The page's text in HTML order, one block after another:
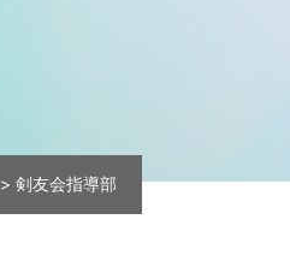
>剣友会指導部